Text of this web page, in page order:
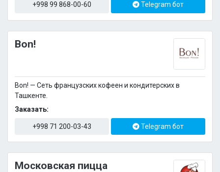
+998 99 868-00-60 Telegram бот
Bon!
Bon! — Сеть французских кофеен и кондитерских в
Ташкенте.
Заказать:
+998 71 200-03-43 Telegram бот
Московская пицца